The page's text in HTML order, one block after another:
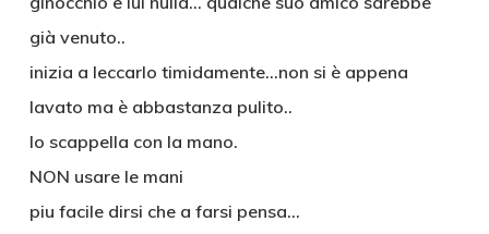
già venuto..
inizia a leccarlo timidamente…non si è appena
lavato ma è abbastanza pulito..
lo scappella con la mano.
NON usare le mani
piu facile dirsi che a farsi pensa…